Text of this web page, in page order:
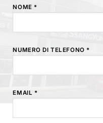
NOME *
NUMERO DI TELEFONO *
EMAIL *